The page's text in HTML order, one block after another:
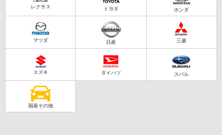
レクサス トヨタ ホンダ
マツダ 日産 三菱
スズキ ダイハツ スバル
国産その他